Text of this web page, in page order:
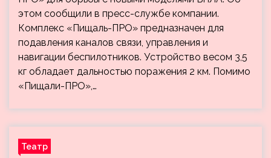
этом сообщили в пресс-службе компании.
Комплекс «Пищаль-ПРО» предназначен для
подавления каналов связи, управления и
навигации беспилотников. Устройство весом 3,5
кг обладает дальностью поражения 2 км. Помимо
«Пищали-ПРО»,…
Театр